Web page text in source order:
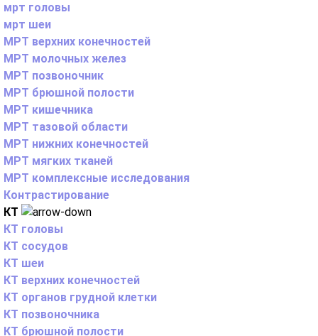
мрт головы
мрт шеи
МРТ верхних конечностей
МРТ молочных желез
МРТ позвоночник
МРТ брюшной полости
МРТ кишечника
МРТ тазовой области
МРТ нижних конечностей
МРТ мягких тканей
МРТ комплексные исследования
Контрастирование
КТ
КТ головы
КТ сосудов
КТ шеи
КТ верхних конечностей
КТ органов грудной клетки
КТ позвоночника
КТ брюшной полости